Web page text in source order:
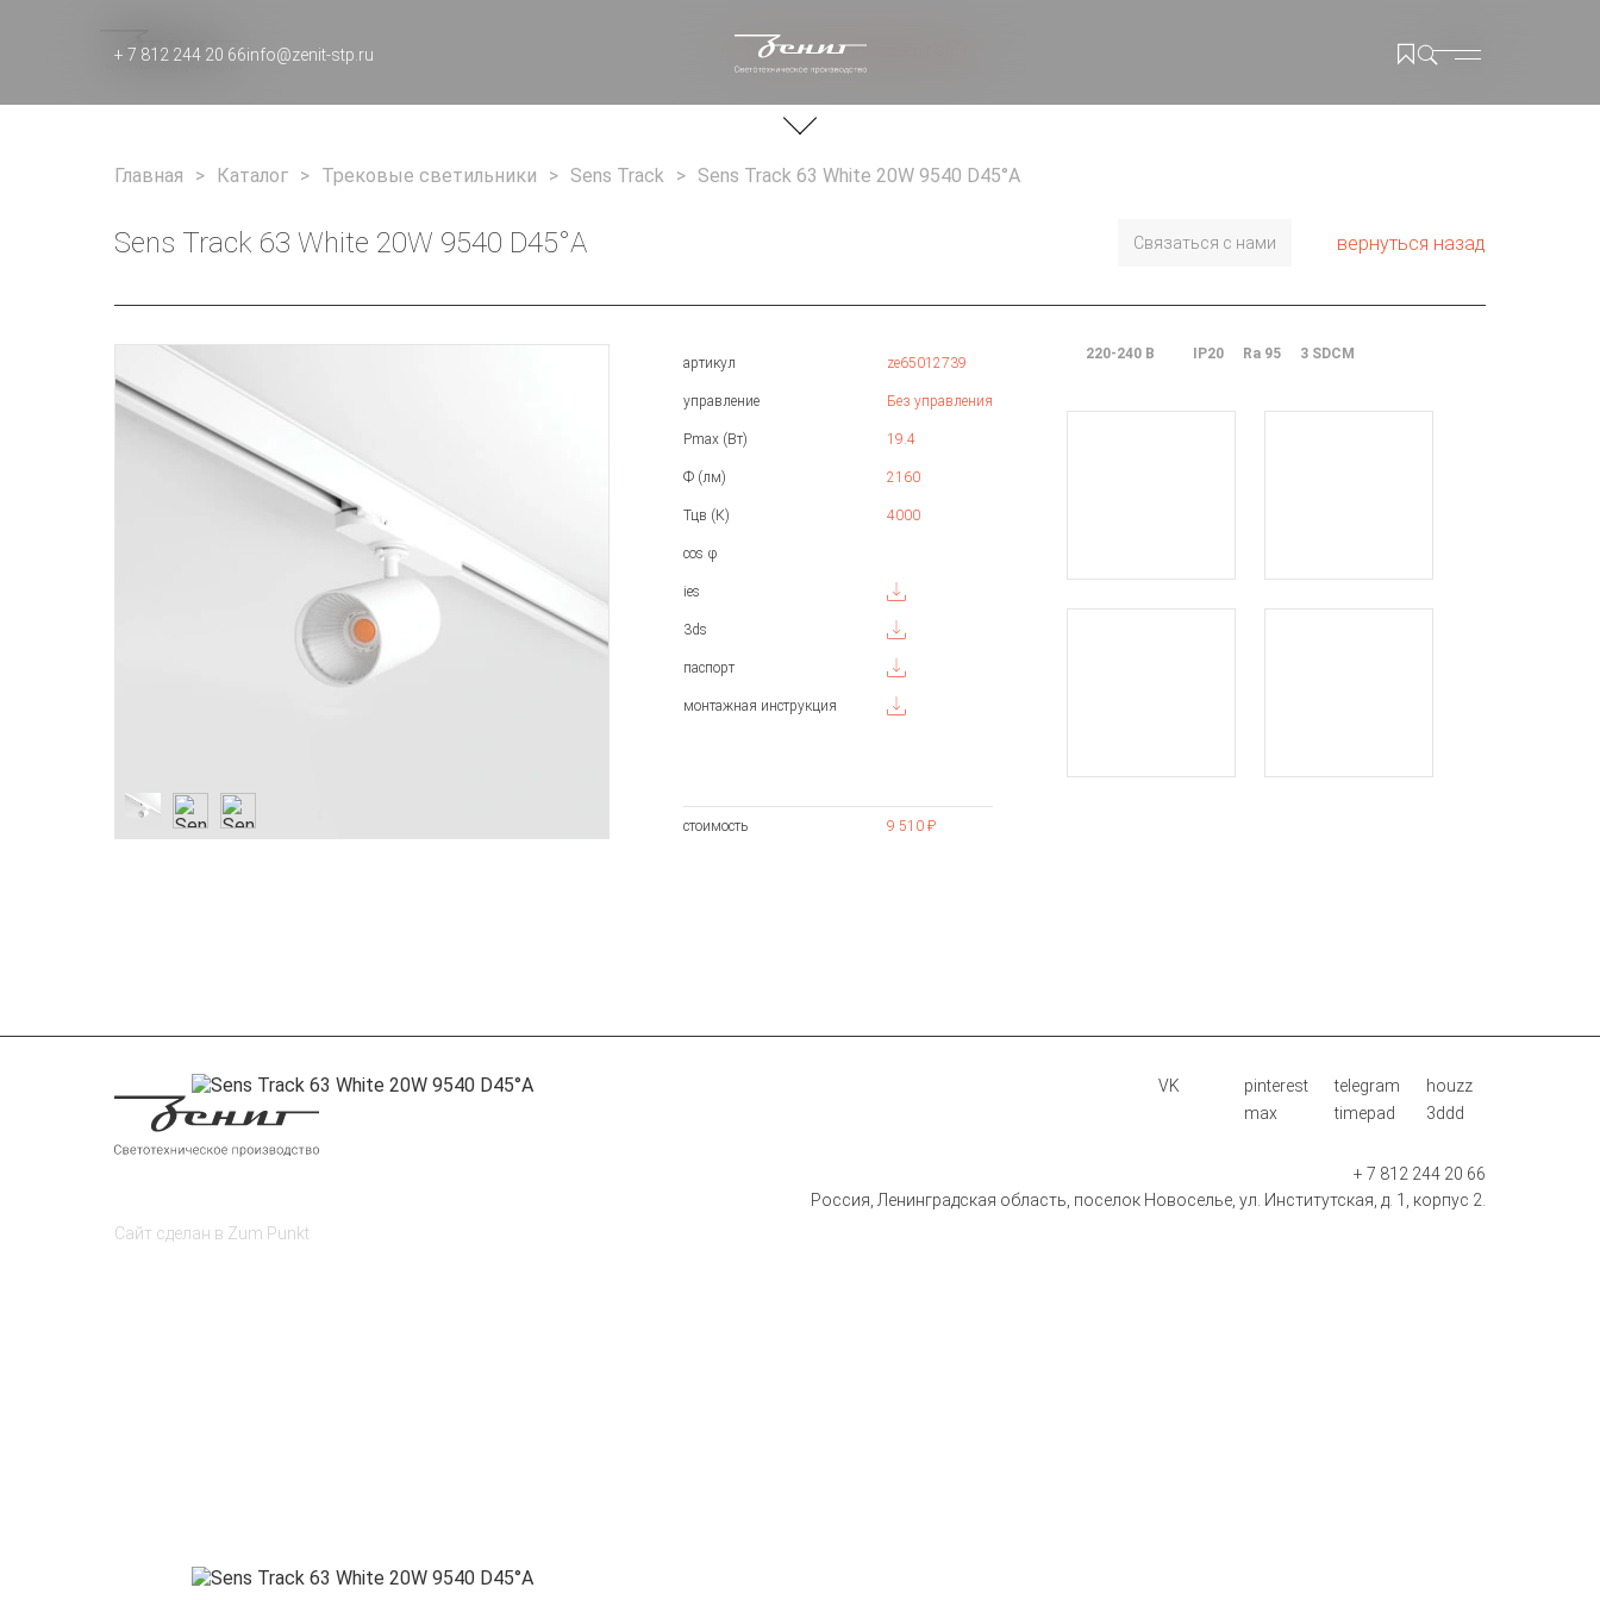
+ 7 812 244 20 66info@zenit-stp.ru
+ 7 812 244 20 66info@zenit-stp.ru
Главная Каталог Трековые светильники Sens Track Sens Track 63 White 20W 9540 D45°A
Sens Track 63 White 20W 9540 D45°A Связаться с нами вернуться назад
артикул ze65012739
управление Без управления
Pmax (Вт) 19.4
Ф (лм) 2160
Тцв (К) 4000
cos φ
ies
3ds
паспорт
монтажная инструкция
стоимость 9 510 ₽
220-240 В IP20 Ra 95 3 SDCM
houzz
telegram
pinterest
VK
3ddd
timepad
max
+ 7 812 244 20 66
Россия, Ленинградская область, поселок Новоселье, ул. Институтская, д. 1, корпус 2.
Сайт сделан в Zum Punkt